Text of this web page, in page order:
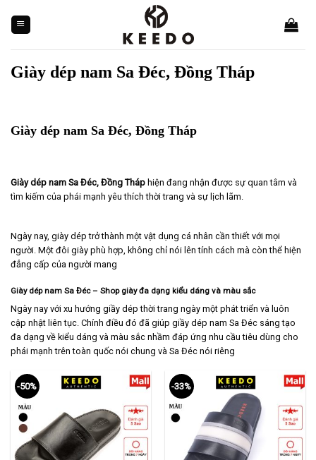
content
Giày dép nam Sa Đéc, Đồng Tháp
Giày dép nam Sa Đéc, Đồng Tháp
Giày dép nam Sa Đéc, Đồng Tháp hiện đang nhận được sự quan tâm và
tìm kiếm của phái mạnh yêu thích thời trang và sự lịch lãm.
Ngày nay, giày dép trở thành một vật dụng cá nhân cần thiết với mọi
người. Một đôi giày phù hợp, không chỉ nói lên tính cách mà còn thể hiện
đẳng cấp của người mang
Giày dép nam Sa Đéc – Shop giày đa dạng kiểu dáng và màu sắc
Ngày nay với xu hướng giầy dép thời trang ngày một phát triển và luôn
cập nhật liên tục. Chính điều đó đã giúp giầy dép nam Sa Đéc sáng tạo
đa dạng về kiểu dáng và màu sắc nhầm đáp ứng nhu cầu tiêu dùng cho
phái mạnh trên toàn quốc nói chung và Sa Đéc nói riêng
-50% -33%